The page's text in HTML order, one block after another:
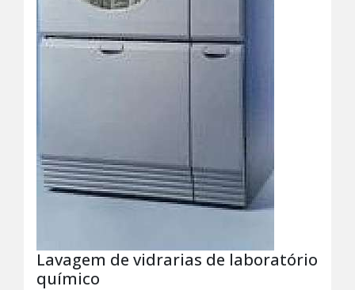
Lavagem de vidrarias de laboratório
químico